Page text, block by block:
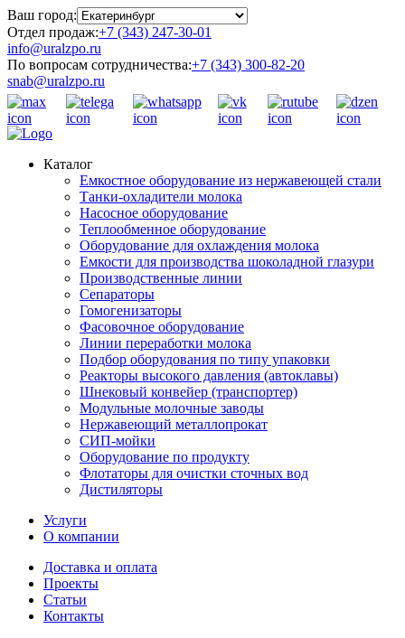
Ваш город:
Отдел продаж:+7 (343) 247-30-01
info@uralzpo.ru
По вопросам сотрудничества:+7 (343) 300-82-20
snab@uralzpo.ru
Каталог
Емкостное оборудование из нержавеющей стали
Танки-охладители молока
Насосное оборудование
Теплообменное оборудование
Оборудование для охлаждения молока
Емкости для производства шоколадной глазури
Производственные линии
Сепараторы
Гомогенизаторы
Фасовочное оборудование
Линии переработки молока
Подбор оборудования по типу упаковки
Реакторы высокого давления (автоклавы)
Шнековый конвейер (транспортер)
Модульные молочные заводы
Нержавеющий металлопрокат
СИП-мойки
Оборудование по продукту
Флотаторы для очистки сточных вод
Дистиляторы
Услуги
О компании
Доставка и оплата
Проекты
Статьи
Контакты